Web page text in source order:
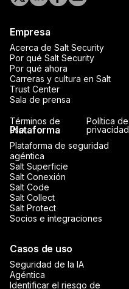
Empresa
Acerca de Salt Security
Por qué Salt Security
Por qué ahora
Carreras y cultura en Salt
Trust Center
Sala de prensa
Plataforma
Plataforma de seguridad
agéntica
Salt Superficie
Salt Conexión
Salt Code
Salt Collect
Salt Protect
Socios e integraciones
Casos de uso
Seguridad de la IA
Agéntica
Identificar el riesgo de
Términos de
uso
Política de
privacidad